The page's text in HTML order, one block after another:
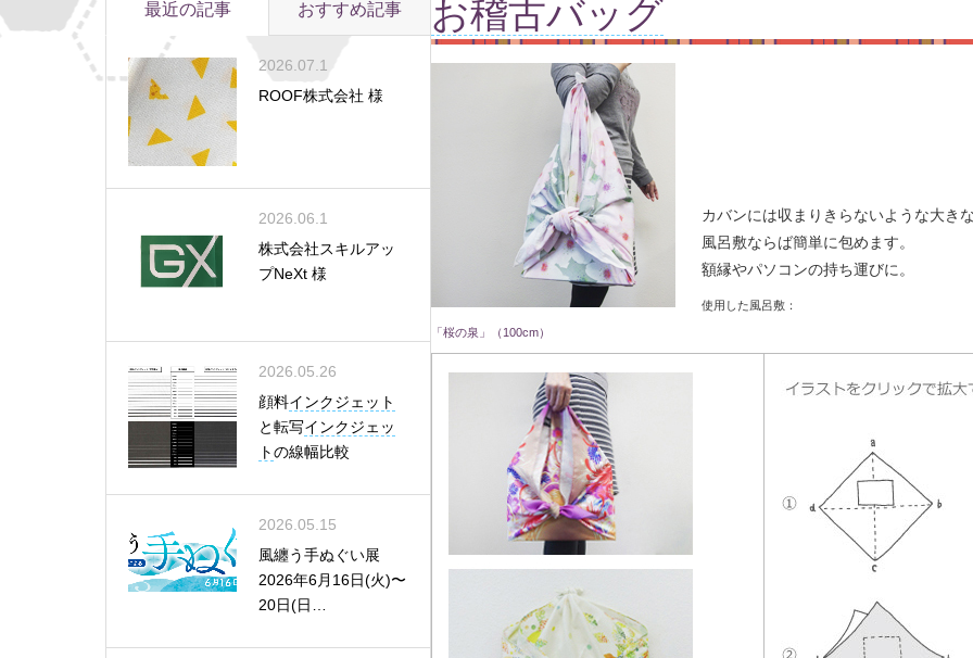
お稽古バッグ
カバンには収まりきらないような大き
風呂敷ならば簡単に包めます。
額縁やパソコンの持ち運びに。
使用した風呂敷：
「桜の泉」（100cm）
最近の記事 おすすめ記事
2026.07.1
ROOF株式会社 様
2026.06.1
株式会社スキルアッ
プNeXt 様
2026.05.26
顔料インクジェット
と転写インクジェッ
トの線幅比較
2026.05.15
風纏う手ぬぐい展
2026年6月16日(火)〜
20日(日…